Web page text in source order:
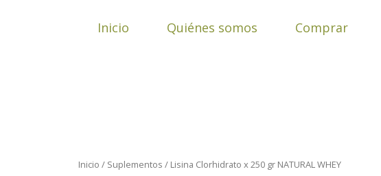
Inicio Quiénes somos Comprar
Inicio / Suplementos / Lisina Clorhidrato x 250 gr NATURAL WHEY
x